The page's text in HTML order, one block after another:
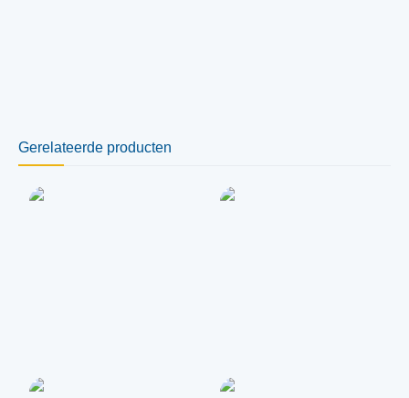
Gerelateerde producten